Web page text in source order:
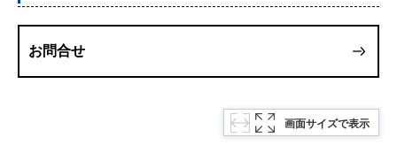
お問合せ
画面サイズで表示